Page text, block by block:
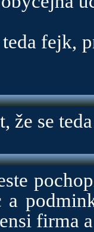
fejk,
že se
a
firma